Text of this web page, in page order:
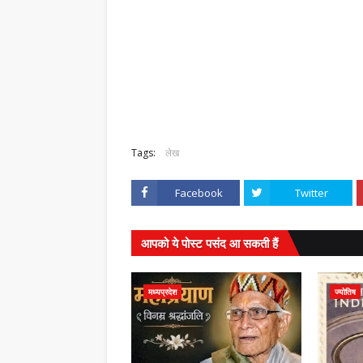
Tags: लेख
Facebook Twitter
आपको ये पोस्ट पसंद आ सकती हैं
मध्यप्रदेश ज्योतिष